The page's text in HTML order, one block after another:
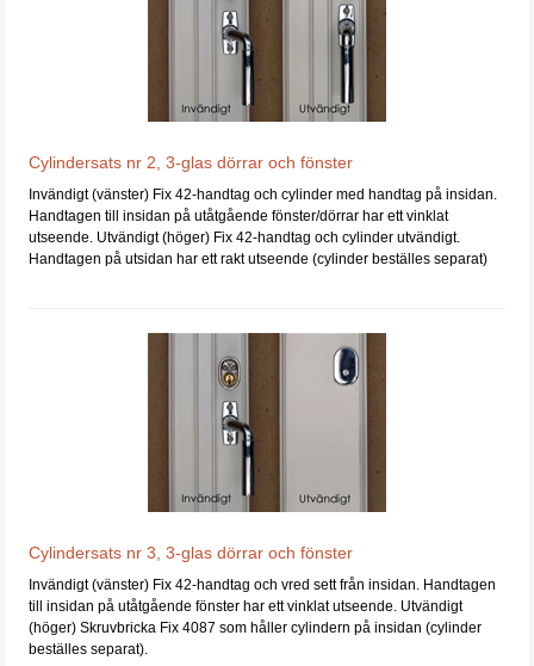
Cylindersats nr 2, 3-glas dörrar och fönster
Invändigt (vänster) Fix 42-handtag och cylinder med handtag på insidan.
Handtagen till insidan på utåtgående fönster/dörrar har ett vinklat
utseende. Utvändigt (höger) Fix 42-handtag och cylinder utvändigt.
Handtagen på utsidan har ett rakt utseende (cylinder beställes separat)
Cylindersats nr 3, 3-glas dörrar och fönster
Invändigt (vänster) Fix 42-handtag och vred sett från insidan. Handtagen
till insidan på utåtgående fönster har ett vinklat utseende. Utvändigt
(höger) Skruvbricka Fix 4087 som håller cylindern på insidan (cylinder
beställes separat).